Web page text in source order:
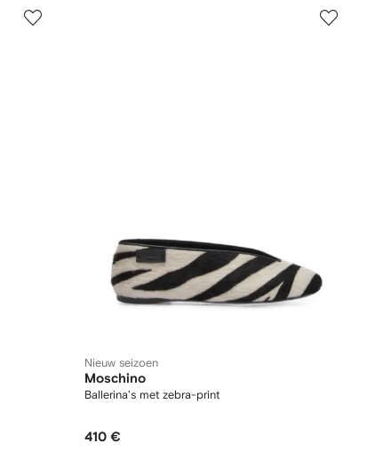
Nieuw seizoen
Moschino
Ballerina's met zebra-print
410 €